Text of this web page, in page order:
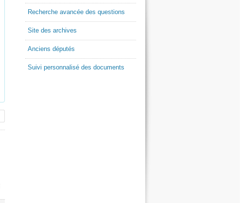
Recherche avancée des questions
Site des archives
Anciens députés
Suivi personnalisé des documents